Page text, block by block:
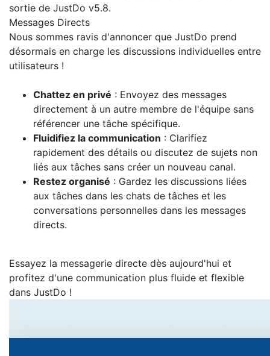
sortie de JustDo v5.8.
Messages Directs
Nous sommes ravis d'annoncer que JustDo prend
désormais en charge les discussions individuelles entre
utilisateurs !
Chattez en privé : Envoyez des messages
directement à un autre membre de l'équipe sans
référencer une tâche spécifique.
Fluidifiez la communication : Clarifiez
rapidement des détails ou discutez de sujets non
liés aux tâches sans créer un nouveau canal.
Restez organisé : Gardez les discussions liées
aux tâches dans les chats de tâches et les
conversations personnelles dans les messages
directs.
Essayez la messagerie directe dès aujourd'hui et
profitez d'une communication plus fluide et flexible
dans JustDo !